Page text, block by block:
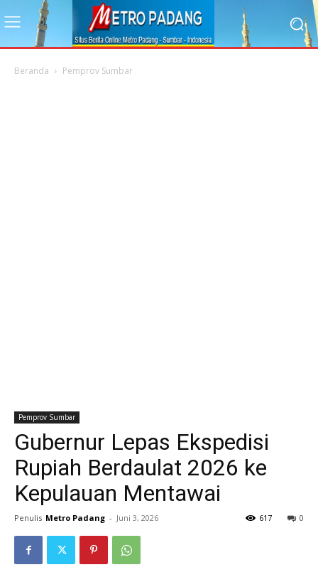
Beranda Pemprov Sumbar
Pemprov Sumbar
Gubernur Lepas Ekspedisi
Rupiah Berdaulat 2026 ke
Kepulauan Mentawai
Penulis Metro Padang - Juni 3, 2026 0
617